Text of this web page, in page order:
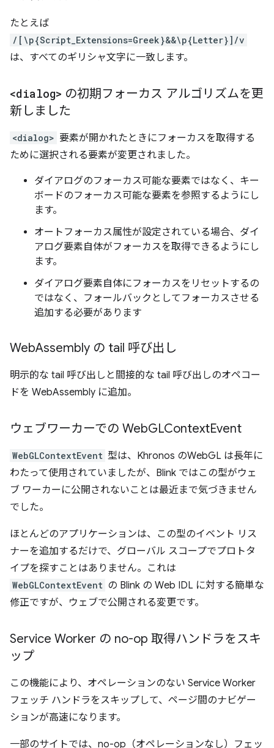
たとえば
/[\p{Script_Extensions=Greek}&&\p{Letter}]/v
は、すべてのギリシャ文字に一致します。
<dialog> の初期フォーカス アルゴリズムを更
新しました
<dialog> 要素が開かれたときにフォーカスを取得する
ために選択される要素が変更されました。
ダイアログのフォーカス可能な要素ではなく、キー
ボードのフォーカス可能な要素を参照するようにし
ます。
オートフォーカス属性が設定されている場合、ダイ
アログ要素自体がフォーカスを取得できるようにし
ます。
ダイアログ要素自体にフォーカスをリセットするの
ではなく、フォールバックとしてフォーカスさせる
追加する必要があります
WebAssembly の tail 呼び出し
明示的な tail 呼び出しと間接的な tail 呼び出しのオペコー
ドを WebAssembly に追加。
ウェブワーカーでの WebGLContextEvent
WebGLContextEvent 型は、Khronos のWebGL は長年に
わたって使用されていましたが、Blink ではこの型がウェ
ブ ワーカーに公開されないことは最近まで気づきません
でした。
ほとんどのアプリケーションは、この型のイベント リス
ナーを追加するだけで、グローバル スコープでプロトタ
イプを探すことはありません。これは
WebGLContextEvent の Blink の Web IDL に対する簡単な
修正ですが、ウェブで公開される変更です。
Service Worker の no-op 取得ハンドラをスキ
ップ
この機能により、オペレーションのない Service Worker
フェッチ ハンドラをスキップして、ページ間のナビゲー
ションが高速になります。
一部のサイトでは、no-op（オペレーションなし）フェッ